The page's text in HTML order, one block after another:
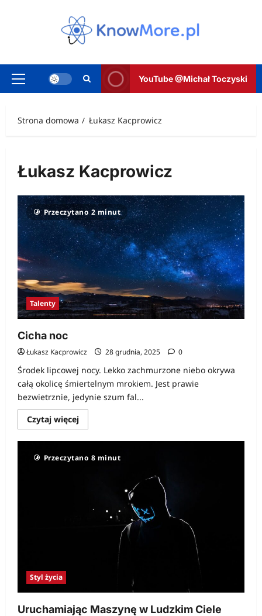
Menu
YouTube @Michał Toczyski
Strona domowa Łukasz Kacprowicz
Łukasz Kacprowicz
Przeczytano 2 minut
Talenty
Cicha noc
Łukasz Kacprowicz 28 grudnia, 2025 0
Środek lipcowej nocy. Lekko zachmurzone niebo okrywa
całą okolicę śmiertelnym mrokiem. Jest prawie
bezwietrznie, jedynie szum fal...
Czytaj więcejDowiedz
się
o
noc
Przeczytano 8 minut
Styl życia
Uruchamiając Maszynę w Ludzkim Ciele